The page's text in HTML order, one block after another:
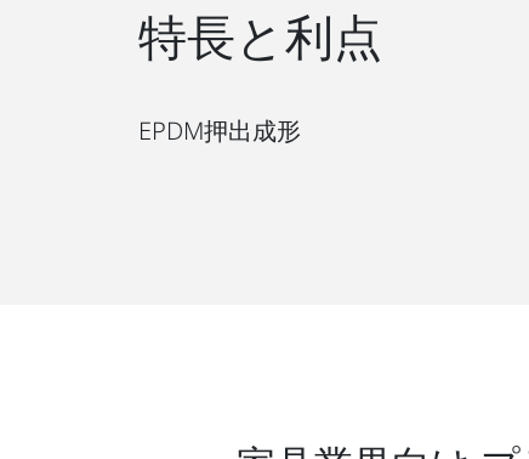
特長と利点
EPDM押出成形